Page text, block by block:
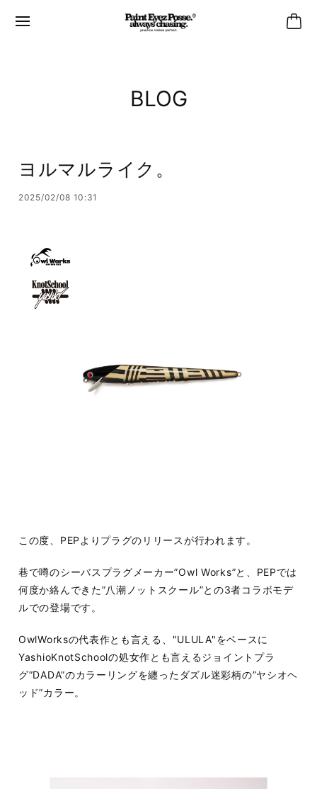
BLOG
ヨルマルライク。
2025/02/08 10:31
この度、PEPよりプラグのリリースが行われます。
巷で噂のシーバスプラグメーカー”Owl Works”と、PEPでは
何度か絡んできた”八潮ノットスクール”との3者コラボモデ
ルでの登場です。
OwlWorksの代表作とも言える、"ULULA"をベースに
YashioKnotSchoolの処女作とも言えるジョイントプラ
グ”DADA”のカラーリングを纏ったダズル迷彩柄の”ヤシオヘ
ッド”カラー。